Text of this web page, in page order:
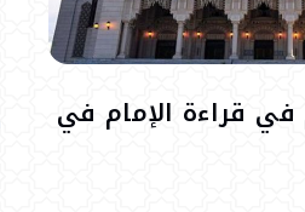
قراءة الإمام في